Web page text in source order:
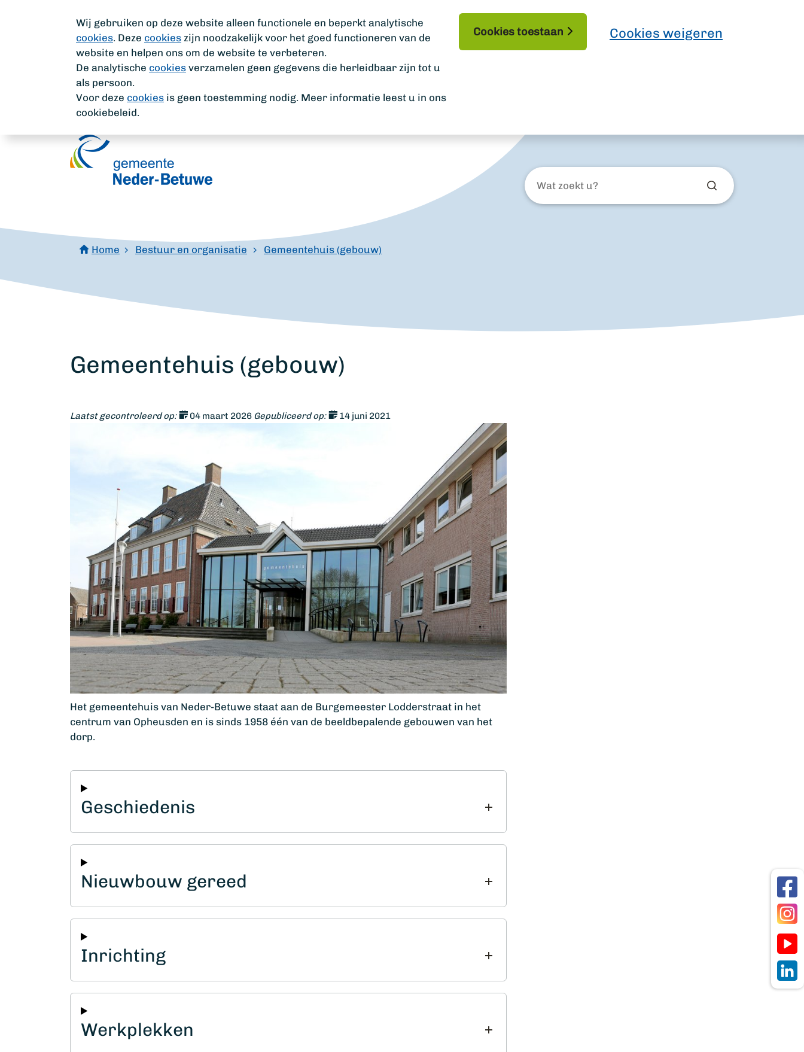
Wij gebruiken op deze website alleen functionele en beperkt analytische
cookies. Deze cookies zijn noodzakelijk voor het goed functioneren van de
website en helpen ons om de website te verbeteren.
De analytische cookies verzamelen geen gegevens die herleidbaar zijn tot u
als persoon.
Voor deze cookies is geen toestemming nodig. Meer informatie leest u in ons
cookiebeleid.
Cookies toestaan Cookies weigeren
Wat
zoekt
u?
Home Bestuur en organisatie Gemeentehuis (gebouw)
Gemeentehuis (gebouw)
Laatst gecontroleerd op: 04 maart 2026 Gepubliceerd op: 14 juni 2021
Het gemeentehuis van Neder-Betuwe staat aan de Burgemeester Lodderstraat in het
centrum van Opheusden en is sinds 1958 één van de beeldbepalende gebouwen van het
dorp.
Geschiedenis
Nieuwbouw gereed
Inrichting
Werkplekken